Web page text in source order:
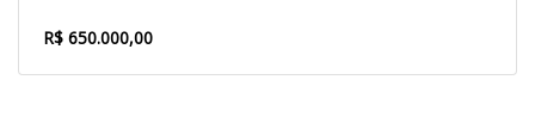
R$ 650.000,00